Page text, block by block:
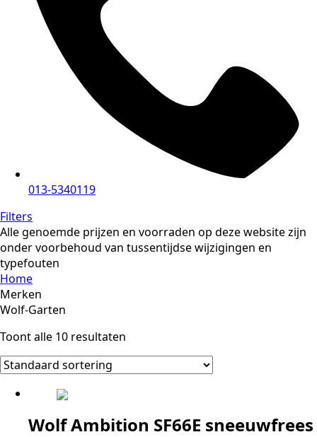
013-5340119
Filters
Alle genoemde prijzen en voorraden op deze website zijn
onder voorbehoud van tussentijdse wijzigingen en
typefouten
Home
Merken
Wolf-Garten
Toont alle 10 resultaten
Wolf Ambition SF66E sneeuwfrees